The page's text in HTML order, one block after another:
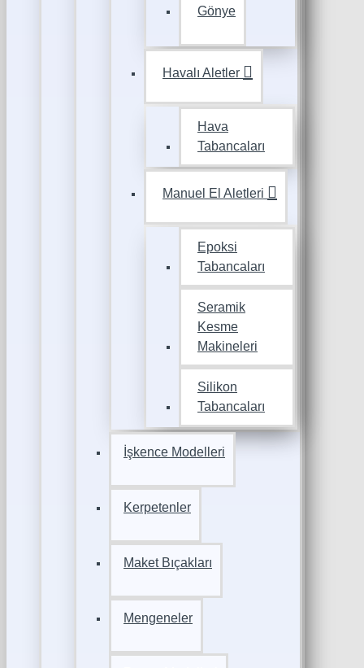
Gönye
Havalı Aletler
Hava
Tabancaları
Manuel El Aletleri
Epoksi
Tabancaları
Seramik
Kesme
Makineleri
Silikon
Tabancaları
İşkence Modelleri
Kerpetenler
Maket Bıçakları
Mengeneler